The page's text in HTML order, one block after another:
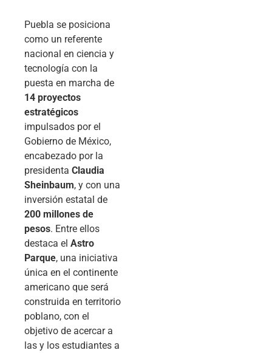
Puebla se posiciona
como un referente
nacional en ciencia y
tecnología con la
puesta en marcha de
14 proyectos
estratégicos
impulsados por el
Gobierno de México,
encabezado por la
presidenta Claudia
Sheinbaum, y con una
inversión estatal de
200 millones de
pesos. Entre ellos
destaca el Astro
Parque, una iniciativa
única en el continente
americano que será
construida en territorio
poblano, con el
objetivo de acercar a
las y los estudiantes a